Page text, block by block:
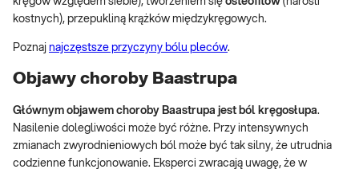
kostnych), przepukliną krążków międzykręgowych.
Poznaj najczęstsze przyczyny bólu pleców.
Objawy choroby Baastrupa
Głównym objawem choroby Baastrupa jest ból kręgosłupa.
Nasilenie dolegliwości może być różne. Przy intensywnych
zmianach zwyrodnieniowych ból może być tak silny, że utrudnia
codzienne funkcjonowanie. Eksperci zwracają uwagę, że w